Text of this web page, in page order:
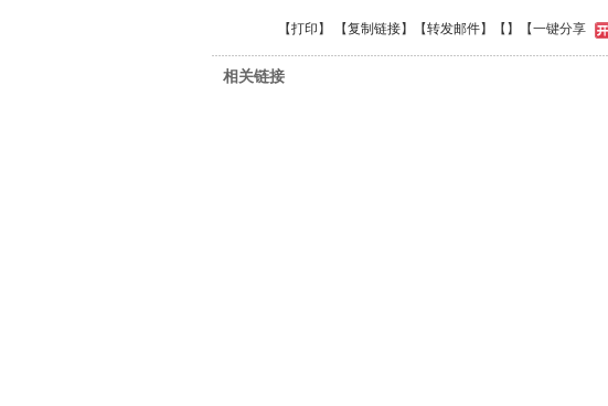
【打印 】 【复制链接】【转发邮件】【 】 【一键分享
相关链接